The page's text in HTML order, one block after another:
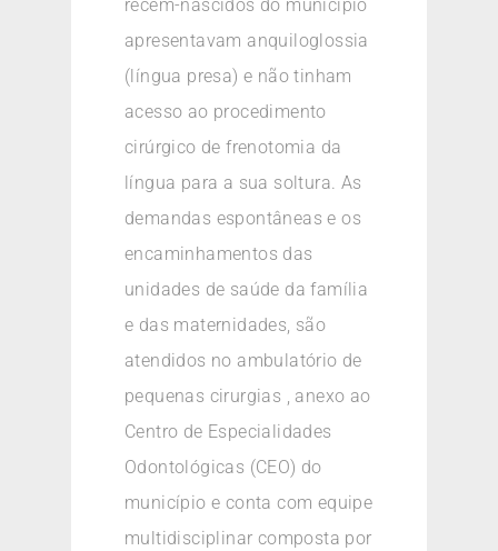
recém-nascidos do município
apresentavam anquiloglossia
(língua presa) e não tinham
acesso ao procedimento
cirúrgico de frenotomia da
língua para a sua soltura. As
demandas espontâneas e os
encaminhamentos das
unidades de saúde da família
e das maternidades, são
atendidos no ambulatório de
pequenas cirurgias , anexo ao
Centro de Especialidades
Odontológicas (CEO) do
município e conta com equipe
multidisciplinar composta por